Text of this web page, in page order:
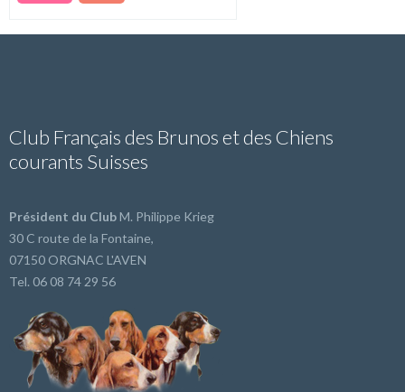
Club Français des Brunos et des Chiens
courants Suisses
Président du ClubM. Philippe Krieg
30 C route de la Fontaine,
07150 ORGNAC L'AVEN
Tel. 06 08 74 29 56